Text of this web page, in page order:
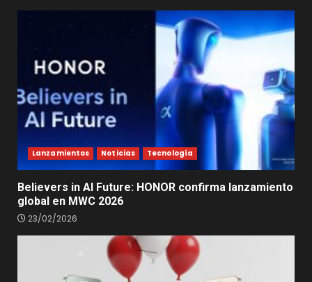
Lanzamientos Noticias Tecnología
Believers in AI Future: HONOR confirma lanzamiento
global en MWC 2026
23/02/2026